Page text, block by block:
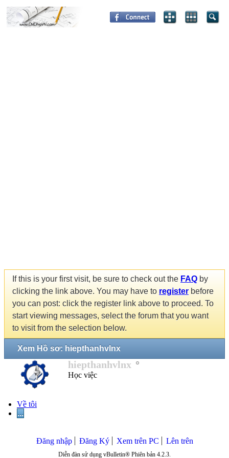
If this is your first visit, be sure to check out the FAQ by
clicking the link above. You may have to register before
you can post: click the register link above to proceed. To
start viewing messages, select the forum that you want
to visit from the selection below.
Xem Hồ sơ: hiepthanhvlnx
hiepthanhvlnx
Học việc
Về tôi
...
Đăng nhập Đăng Ký Xem trên PC Lên trên
Diễn đàn sử dụng vBulletin® Phiên bản 4.2.3.